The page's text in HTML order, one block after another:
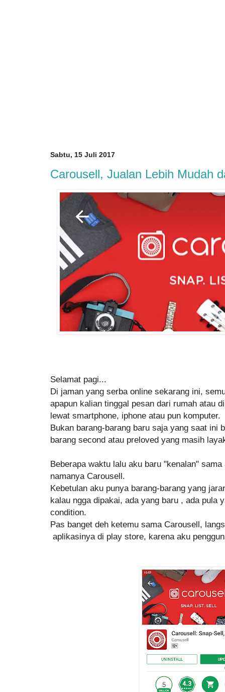
Sabtu, 15 Juli 2017
Carousell, Jualan Lebih Mudah
Selamat pagi...
Di jaman yang serba online sekarang ini,
apapun kalian tinggal pesan dari rumah atau
lewat smartphone, iphone atau pun komputer.
Bukan barang-barang baru saja yang saat ini
barang second atau preloved yang masih
Beberapa waktu lalu aku baru "kenalan"
namanya Carousell.
Kebetulan aku punya barang-barang yang
kalau ngga dipakai, ada yang baru , ada pula
condition.
Pas banget deh ketemu sama Carousell,
aplikasinya di play store, karena aku